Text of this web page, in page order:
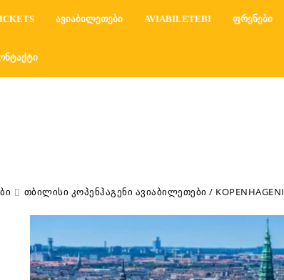
ᲐᲕᲘᲐᲑᲘᲚᲔᲗᲔᲑᲘ AVIABILETEBI ᲤᲠᲔᲜᲔᲑᲘ
ᲗᲑᲘᲚᲘᲡᲘ ᲙᲝᲞᲔᲜᲰᲐᲒᲔᲜᲘ ᲐᲕᲘᲐᲑᲘᲚᲔᲗᲔᲑᲘ / KOPENHAGENI